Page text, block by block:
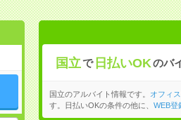
国立で 日払いOKのバ
国立のアルバイト情報です。 オフィ
す。日払いOKの条件の他に、 WEB登